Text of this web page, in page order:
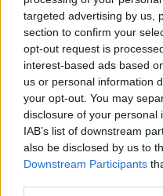
targeted advertising by us,
section to confirm your
opt-out request is
interest-based ads based
us or personal information
your opt-out. You may
disclosure of your personal
IAB’s list of downstream
also be disclosed by us to
Downstream Participants
SPORT